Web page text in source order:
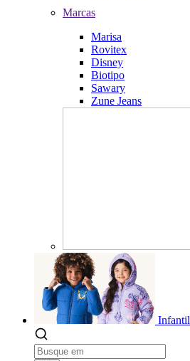
Marcas
Marisa
Rovitex
Disney
Biotipo
Sawary
Zune Jeans
Infantil